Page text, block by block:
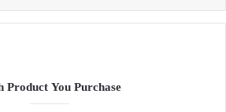
Product You Purchase